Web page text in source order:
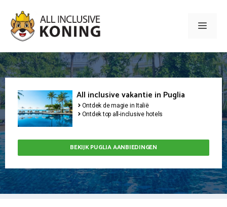
naar
inhoud
Menu
All inclusive vakantie in Puglia
Ontdek de magie in Italië
Ontdek top all-inclusive hotels
BEKIJK PUGLIA AANBIEDINGEN